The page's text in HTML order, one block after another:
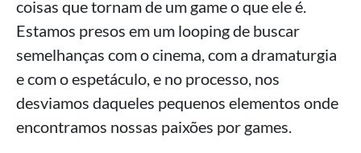
coisas que tornam de um game o que ele é.
Estamos presos em um looping de buscar
semelhanças com o cinema, com a dramaturgia
e com o espetáculo, e no processo, nos
desviamos daqueles pequenos elementos onde
encontramos nossas paixões por games.